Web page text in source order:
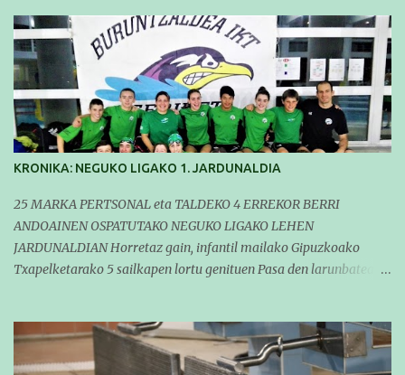
KRONIKA: NEGUKO LIGAKO 1. JARDUNALDIA
25 MARKA PERTSONAL eta TALDEKO 4 ERREKOR BERRI
ANDOAINEN OSPATUTAKO NEGUKO LIGAKO LEHEN
JARDUNALDIAN Horretaz gain, infantil mailako Gipuzkoako
Txapelketarako 5 sailkapen lortu genituen Pasa den larunbatean
hartzen. Bertan gure taldeko 16 igerilari aritu ziren. Denboraldiari
hasera ona eman zioten gue taldekideek. Ohikoa den bezela, garai